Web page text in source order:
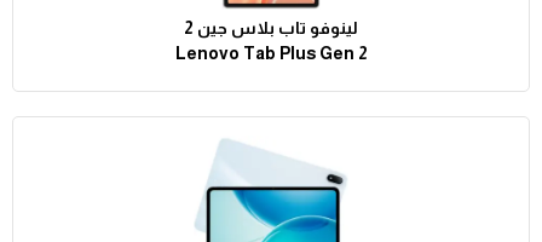
لينوفو تاب بلاس جين 2
Lenovo Tab Plus Gen 2